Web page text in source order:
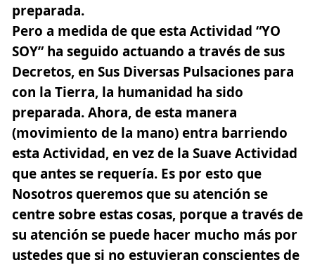
preparada.
Pero a medida de que esta Actividad “YO
SOY” ha seguido actuando a través de sus
Decretos, en Sus Diversas Pulsaciones para
con la Tierra, la humanidad ha sido
preparada.Ahora, de esta manera
(movimiento de la mano) entra barriendo
esta Actividad, en vez de la Suave Actividad
que antes se requería. Es por esto que
Nosotros queremos que su atención se
centre sobre estas cosas, porque a través de
su atención se puede hacer mucho más por
ustedes que si no estuvieran conscientes de